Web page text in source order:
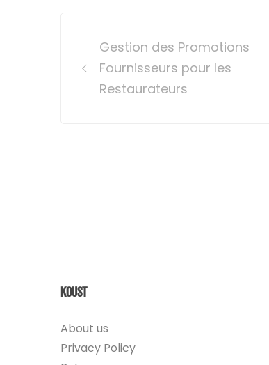
navigation
Gestion des Promotions
Fournisseurs pour les
Restaurateurs
Koust
About us
Privacy Policy